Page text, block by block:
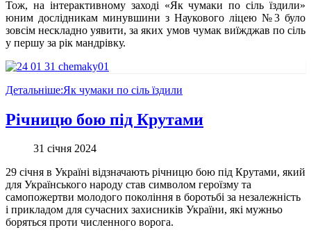
Тож, на інтерактивному заході «Як чумаки по сіль їздили»
юним дослідникам минувшини з Наукового ліцею №3 було
зовсім нескладно уявити, за яких умов чумак виїжджав по сіль
у першу за рік мандрівку.
Детальніше:Як чумаки по сіль їздили
Річницю бою під Крутами
31 січня 2024
29 січня в Україні відзначають річницю бою під Крутами, який
для Українського народу став символом героїзму та
самопожертви молодого покоління в боротьбі за незалежність
і прикладом для сучасних захисників України, які мужньо
боряться проти численного ворога.